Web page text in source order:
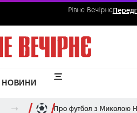
Рівне Вечірнє
НОВИНИ
Про футбол з Миколою